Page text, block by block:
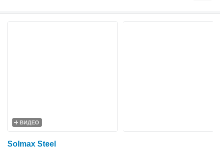
ВИДЕО
Solmax Steel